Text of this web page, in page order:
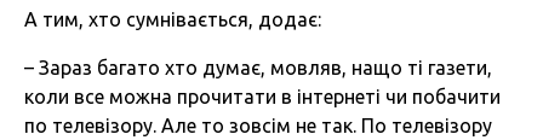
А тим, хто сумнівається, додає:
– Зараз багато хто думає, мовляв, нащо ті газети,
коли все можна прочитати в інтернеті чи побачити
по телевізору. Але то зовсім не так. По телевізору